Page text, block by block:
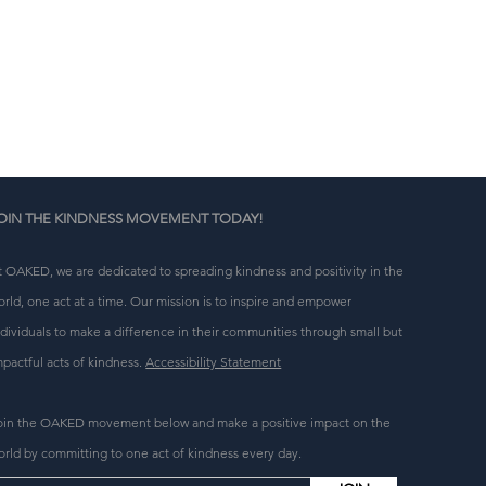
THE KINDNESS MOVEMENT TODAY!
OAKED, we are dedicated to spreading kindness and positivity in the
one act at a time. Our mission is to inspire and empower
to make a difference in their communities through small but
acts of kindness.Accessibility Statement
the OAKED movement below and make a positive impact on the
by committing to one act of kindness every day.